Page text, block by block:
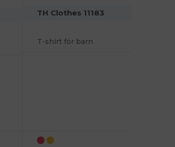
TH Clothes 11183
T-shirt för barn